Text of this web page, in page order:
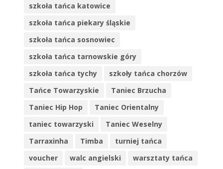
szkoła tańca katowice
szkoła tańca piekary śląskie
szkoła tańca sosnowiec
szkoła tańca tarnowskie góry
szkoła tańca tychy
szkoły tańca chorzów
Tańce Towarzyskie
Taniec Brzucha
Taniec Hip Hop
Taniec Orientalny
taniec towarzyski
Taniec Weselny
Tarraxinha
Timba
turniej tańca
voucher
walc angielski
warsztaty tańca